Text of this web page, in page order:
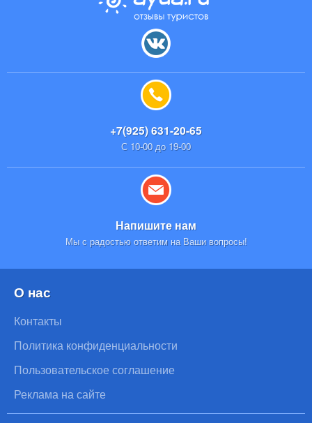
+7(925) 631-20-65
С 10-00 до 19-00
Напишите нам
Мы с радостью ответим на Ваши вопросы!
О нас
Контакты
Политика конфиденциальности
Пользовательское соглашение
Реклама на сайте